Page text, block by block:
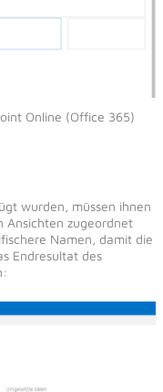
Online (Office 365)
wurden, müssen ihnen
Ansichten zugeordnet
Namen, damit die
Endresultat des